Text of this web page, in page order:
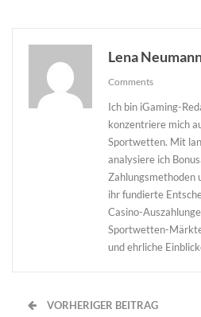
Lena
Comments
Ich bin iGaming-
konzentriere mich
Sportwetten. Mit
analysiere ich
Zahlungsmethoden
ihr fundierte
Casino-
Sportwetten-
und ehrliche
VORHERIGER BEITRAG